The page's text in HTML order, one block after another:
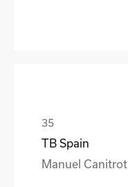
TB Spain
Manuel Canitrot